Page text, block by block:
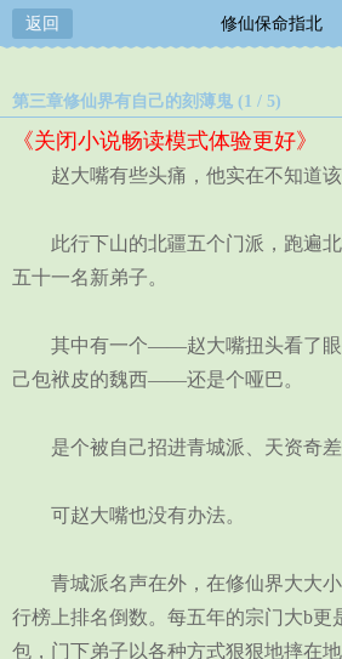
返回 修仙保命指北
第三章修仙界有自己的刻薄鬼 (1 / 5)
《关闭小说畅读模式体验更好》
赵大嘴有些头痛，他实在不知道该
此行下山的北疆五个门派，跑遍北
五十一名新弟子。
其中有一个——赵大嘴扭头看了眼
己包袱皮的魏西——还是个哑巴。
是个被自己招进青城派、天资奇差
可赵大嘴也没有办法。
青城派名声在外，在修仙界大大小
行榜上排名倒数。每五年的宗门大b更
包，门下弟子以各种方式狠狠地摔在地